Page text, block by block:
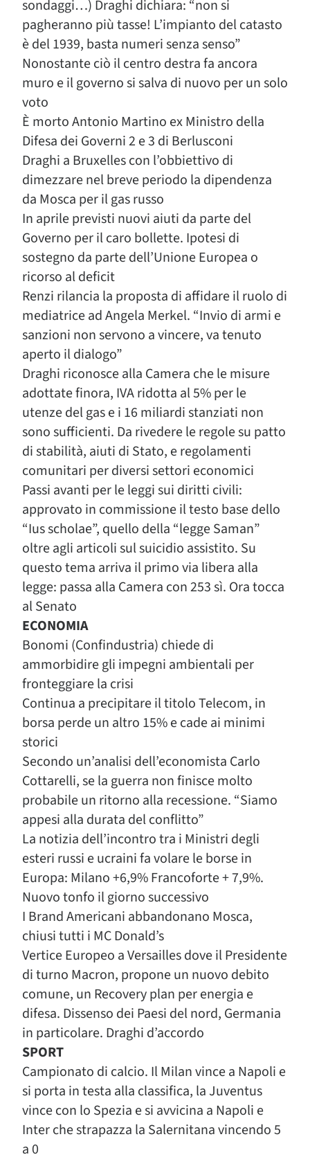
sondaggi…) Draghi dichiara: “non si
pagheranno più tasse! L’impianto del catasto
è del 1939, basta numeri senza senso”
Nonostante ciò il centro destra fa ancora
muro e il governo si salva di nuovo per un solo
voto
È morto Antonio Martino ex Ministro della
Difesa dei Governi 2 e 3 di Berlusconi
Draghi a Bruxelles con l’obbiettivo di
dimezzare nel breve periodo la dipendenza
da Mosca per il gas russo
In aprile previsti nuovi aiuti da parte del
Governo per il caro bollette. Ipotesi di
sostegno da parte dell’Unione Europea o
ricorso al deficit
Renzi rilancia la proposta di affidare il ruolo di
mediatrice ad Angela Merkel. “Invio di armi e
sanzioni non servono a vincere, va tenuto
aperto il dialogo”
Draghi riconosce alla Camera che le misure
adottate finora, IVA ridotta al 5% per le
utenze del gas e i 16 miliardi stanziati non
sono sufficienti. Da rivedere le regole su patto
di stabilità, aiuti di Stato, e regolamenti
comunitari per diversi settori economici
Passi avanti per le leggi sui diritti civili:
approvato in commissione il testo base dello
“Ius scholae”, quello della “legge Saman”
oltre agli articoli sul suicidio assistito. Su
questo tema arriva il primo via libera alla
legge: passa alla Camera con 253 sì. Ora tocca
al Senato
ECONOMIA
Bonomi (Confindustria) chiede di
ammorbidire gli impegni ambientali per
fronteggiare la crisi
Continua a precipitare il titolo Telecom, in
borsa perde un altro 15% e cade ai minimi
storici
Secondo un’analisi dell’economista Carlo
Cottarelli, se la guerra non finisce molto
probabile un ritorno alla recessione. “Siamo
appesi alla durata del conflitto”
La notizia dell’incontro tra i Ministri degli
esteri russi e ucraini fa volare le borse in
Europa: Milano +6,9% Francoforte + 7,9%.
Nuovo tonfo il giorno successivo
I Brand Americani abbandonano Mosca,
chiusi tutti i MC Donald’s
Vertice Europeo a Versailles dove il Presidente
di turno Macron, propone un nuovo debito
comune, un Recovery plan per energia e
difesa. Dissenso dei Paesi del nord, Germania
in particolare. Draghi d’accordo
SPORT
Campionato di calcio. Il Milan vince a Napoli e
si porta in testa alla classifica, la Juventus
vince con lo Spezia e si avvicina a Napoli e
Inter che strapazza la Salernitana vincendo 5
a 0